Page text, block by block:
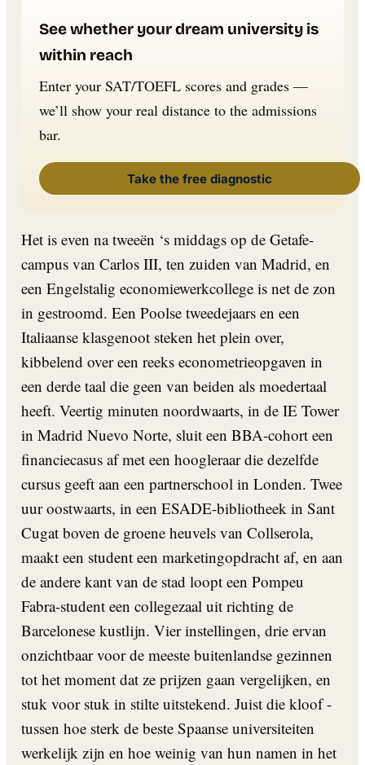
See whether your dream university is
within reach
Enter your SAT/TOEFL scores and grades —
we’ll show your real distance to the admissions
bar.
Take the free diagnostic
Het is even na tweeën ‘s middags op de Getafe-
campus van Carlos III, ten zuiden van Madrid, en
een Engelstalig economiewerkcollege is net de zon
in gestroomd. Een Poolse tweedejaars en een
Italiaanse klasgenoot steken het plein over,
kibbelend over een reeks econometrieopgaven in
een derde taal die geen van beiden als moedertaal
heeft. Veertig minuten noordwaarts, in de IE Tower
in Madrid Nuevo Norte, sluit een BBA-cohort een
financiecasus af met een hoogleraar die dezelfde
cursus geeft aan een partnerschool in Londen. Twee
uur oostwaarts, in een ESADE-bibliotheek in Sant
Cugat boven de groene heuvels van Collserola,
maakt een student een marketingopdracht af, en aan
de andere kant van de stad loopt een Pompeu
Fabra-student een collegezaal uit richting de
Barcelonese kustlijn. Vier instellingen, drie ervan
onzichtbaar voor de meeste buitenlandse gezinnen
tot het moment dat ze prijzen gaan vergelijken, en
stuk voor stuk in stilte uitstekend. Juist die kloof -
tussen hoe sterk de beste Spaanse universiteiten
werkelijk zijn en hoe weinig van hun namen in het